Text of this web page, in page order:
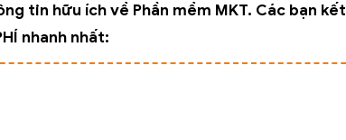
tin hữu ích về Phần mềm MKT. Các bạn kết
nhanh nhất: